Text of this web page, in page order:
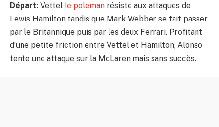
Départ: Vettel le poleman résiste aux attaques de
Lewis Hamilton tandis que Mark Webber se fait passer
par le Britannique puis par les deux Ferrari. Profitant
d’une petite friction entre Vettel et Hamilton, Alonso
tente une attaque sur la McLaren mais sans succès.